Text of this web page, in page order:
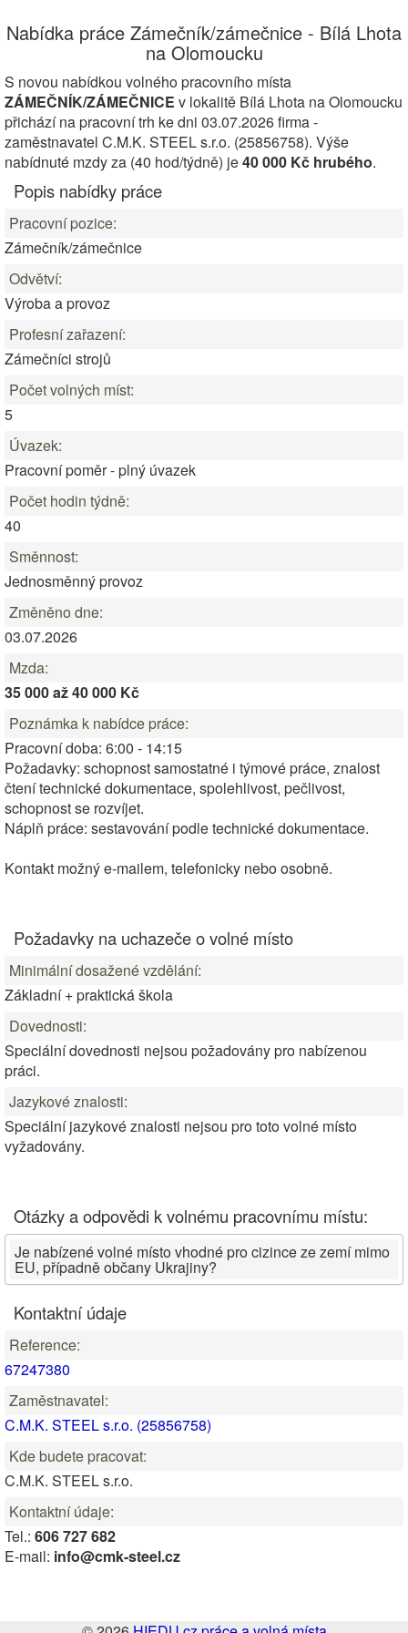
Nabídka práce Zámečník/zámečnice - Bílá Lhota
na Olomoucku
S novou nabídkou volného pracovního místa
ZÁMEČNÍK/ZÁMEČNICE v lokalitě Bílá Lhota na Olomoucku
přichází na pracovní trh ke dni 03.07.2026 firma -
zaměstnavatel C.M.K. STEEL s.r.o. (25856758). Výše
nabídnuté mzdy za (40 hod/týdně) je40 000 Kč hrubého.
Popis nabídky práce
Pracovní pozice:
Zámečník/zámečnice
Odvětví:
Výroba a provoz
Profesní zařazení:
Zámečníci strojů
Počet volných míst:
5
Úvazek:
Pracovní poměr - plný úvazek
Počet hodin týdně:
40
Směnnost:
Jednosměnný provoz
Změněno dne:
03.07.2026
Mzda:
35 000 až 40 000 Kč
Poznámka k nabídce práce:
Pracovní doba: 6:00 - 14:15
Požadavky: schopnost samostatné i týmové práce, znalost
čtení technické dokumentace, spolehlivost, pečlivost,
schopnost se rozvíjet.
Náplň práce: sestavování podle technické dokumentace.
Kontakt možný e-mailem, telefonicky nebo osobně.
Požadavky na uchazeče o volné místo
Minimální dosažené vzdělání:
Základní + praktická škola
Dovednosti:
Speciální dovednosti nejsou požadovány pro nabízenou
práci.
Jazykové znalosti:
Speciální jazykové znalosti nejsou pro toto volné místo
vyžadovány.
Otázky a odpovědi k volnému pracovnímu místu:
Je nabízené volné místo vhodné pro cizince ze zemí mimo
EU, případně občany Ukrajiny?
Kontaktní údaje
Reference:
67247380
Zaměstnavatel:
C.M.K. STEEL s.r.o. (25856758)
Kde budete pracovat:
C.M.K. STEEL s.r.o.
Kontaktní údaje:
Tel.: 606 727 682
E-mail: info@cmk-steel.cz